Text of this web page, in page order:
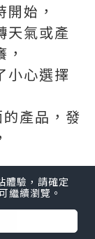
始，
天氣或產
⼩⼼選擇
產品，發
驗，請確定
繼續瀏覽。